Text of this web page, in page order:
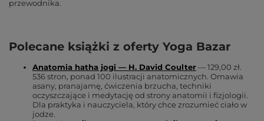
przewodnika.
Polecane książki z oferty Yoga Bazar
Anatomia hatha jogi — H. David Coulter— 129,00 zł.
536 stron, ponad 100 ilustracji anatomicznych. Omawia
asany, pranajamę, ćwiczenia brzucha, techniki
oczyszczające i medytację od strony anatomii i fizjologii.
Dla praktyka i nauczyciela, który chce zrozumieć ciało w
jodze.